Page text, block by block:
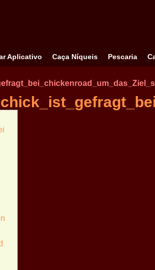
Aplicativo Caça Níqueis Pescaria